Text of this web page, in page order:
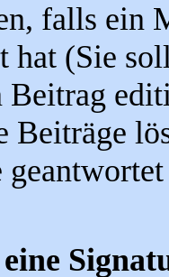
falls ein
hat (Sie
Beiträge